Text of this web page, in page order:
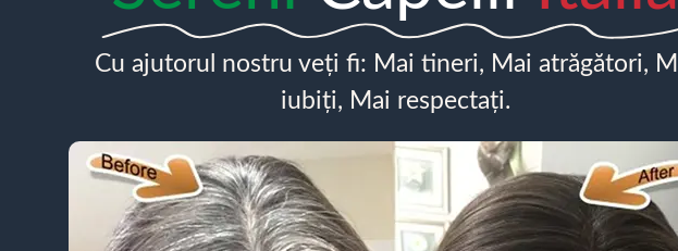
Cu ajutorul nostru veți fi: Mai tineri, Mai atrăgători,
iubiți, Mai respectați.